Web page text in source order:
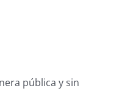
pública y sin